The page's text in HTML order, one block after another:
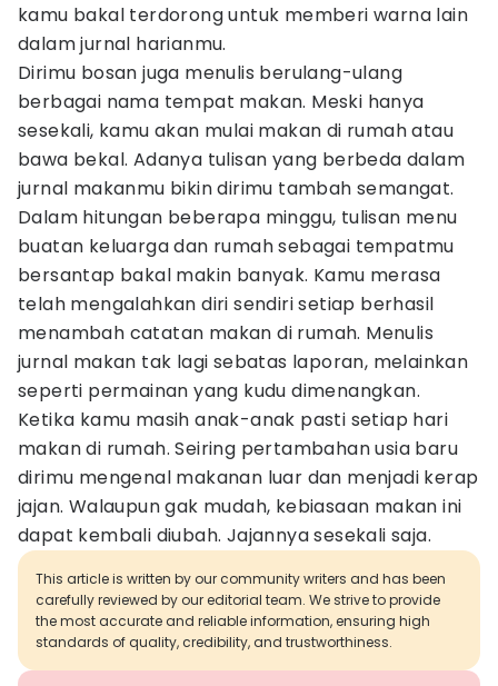
kamu bakal terdorong untuk memberi warna lain
dalam jurnal harianmu.
Dirimu bosan juga menulis berulang-ulang
berbagai nama tempat makan. Meski hanya
sesekali, kamu akan mulai makan di rumah atau
bawa bekal. Adanya tulisan yang berbeda dalam
jurnal makanmu bikin dirimu tambah semangat.
Dalam hitungan beberapa minggu, tulisan menu
buatan keluarga dan rumah sebagai tempatmu
bersantap bakal makin banyak. Kamu merasa
telah mengalahkan diri sendiri setiap berhasil
menambah catatan makan di rumah. Menulis
jurnal makan tak lagi sebatas laporan, melainkan
seperti permainan yang kudu dimenangkan.
Ketika kamu masih anak-anak pasti setiap hari
makan di rumah. Seiring pertambahan usia baru
dirimu mengenal makanan luar dan menjadi kerap
jajan. Walaupun gak mudah, kebiasaan makan ini
dapat kembali diubah. Jajannya sesekali saja.
This article is written by our community writers and has been
carefully reviewed by our editorial team. We strive to provide
the most accurate and reliable information, ensuring high
standards of quality, credibility, and trustworthiness.